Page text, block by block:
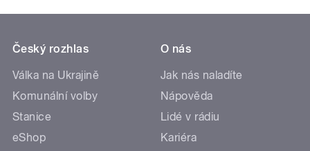
Český rozhlas
Válka na Ukrajině
Komunální volby
Stanice
eShop
O nás
Jak nás naladíte
Nápověda
Lidé v rádiu
Kariéra